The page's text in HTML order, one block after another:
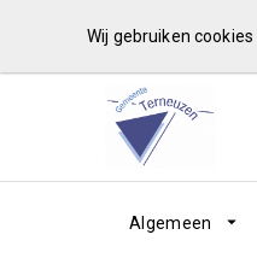
Wij gebruiken
Algemeen